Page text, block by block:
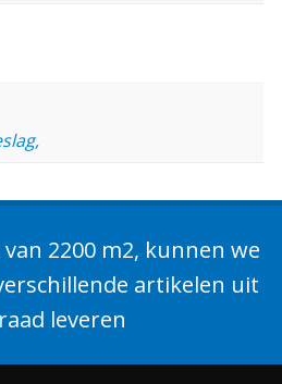
2200 m2, kunnen we
artikelen uit
leveren